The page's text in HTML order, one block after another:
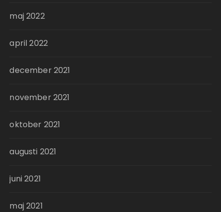
maj 2022
april 2022
december 2021
november 2021
oktober 2021
augusti 2021
juni 2021
maj 2021